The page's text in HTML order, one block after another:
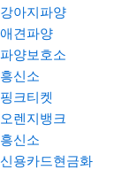
강아지파양
애견파양
파양보호소
흥신소
핑크티켓
오렌지뱅크
흥신소
신용카드현금화